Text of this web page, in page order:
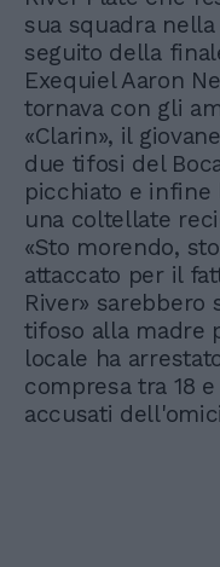
sua squadra
seguito della
Exequiel Aaron
tornava con gli
«Clarin», il
due tifosi del
picchiato e infine
una coltellate
«Sto morendo,
attaccato per il
River»
tifoso alla madre
locale ha
compresa tra 18
accusati